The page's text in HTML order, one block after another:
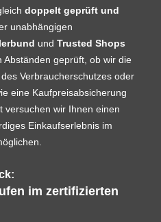
doppelt geprüft und
unabhängigen
und Trusted Shops
geprüft, ob wir die
Verbraucherschutzes oder
eine Kaufpreisabsicherung
versuchen wir Ihnen einen
Einkaufserlebnis im
im zertifizierten